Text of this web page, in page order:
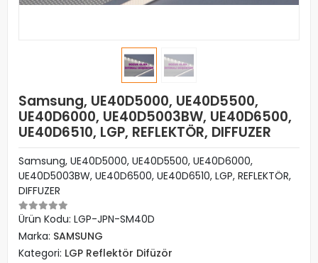
Samsung, UE40D5000, UE40D5500,
UE40D6000, UE40D5003BW, UE40D6500,
UE40D6510, LGP, REFLEKTÖR, DIFFUZER
Samsung, UE40D5000, UE40D5500, UE40D6000,
UE40D5003BW, UE40D6500, UE40D6510, LGP, REFLEKTÖR,
DIFFUZER
Ürün Kodu: LGP-JPN-SM40D
Marka: SAMSUNG
Kategori: LGP Reflektör Difüzör